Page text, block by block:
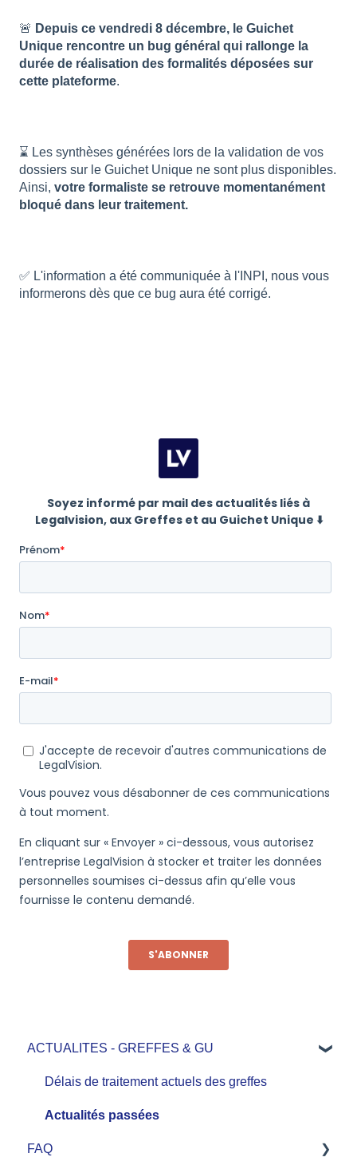
🚨 Depuis ce vendredi 8 décembre, le Guichet
Unique rencontre un bug général qui rallonge la
durée de réalisation des formalités déposées sur
cette plateforme.
⌛ Les synthèses générées lors de la validation de vos
dossiers sur le Guichet Unique ne sont plus disponibles.
Ainsi, votre formaliste se retrouve momentanément
bloqué dans leur traitement.
✅ L'information a été communiquée à l'INPI, nous vous
informerons dès que ce bug aura été corrigé.
ACTUALITES - GREFFES & GU
Délais de traitement actuels des greffes
Actualités passées
FAQ